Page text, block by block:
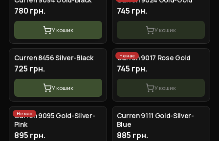
780 грн.
У кошик
745 грн.
У кошик
Сurren 8456 Silver-Black
725 грн.
У кошик
Немає
Curren 9017 Rose Gold
745 грн.
У кошик
Немає
Curren 9095 Gold-Silver-
Pink
895 грн.
Сurren 9111 Gold-Silver-
Blue
885 грн.